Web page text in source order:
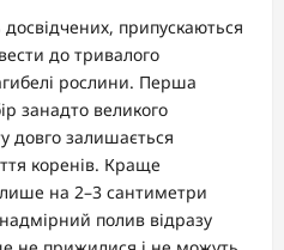
досвідчених, припускаються
до тривалого
рослини. Перша
занадто великого
довго залишається
коренів. Краще
на 2–3 сантиметри
полив відразу